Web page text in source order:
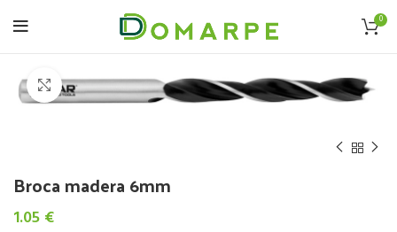
0
Click to enlarge
Broca madera 6mm
1.05 €